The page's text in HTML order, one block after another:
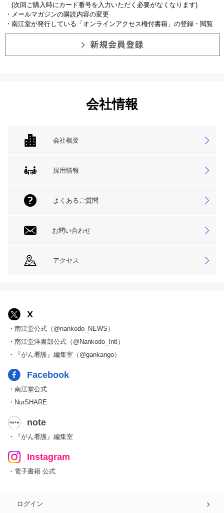
(次回ご購入時にカード番号を入力いただく必要がなくなります)
・メールマガジンの購読内容の変更
・南江堂が発行している「オンラインアクセス権付書籍」の登録・閲覧
会社情報
会社概要
採用情報
よくあるご質問
お問い合わせ
アクセス
X
・南江堂公式（@nankodo_NEWS）
・南江堂洋書部公式（@Nankodo_Intl）
・『がん看護』編集室（@gankango）
Facebook
・南江堂公式
・NurSHARE
note
・『がん看護』編集室
Instagram
・電子書籍 公式
ログイン